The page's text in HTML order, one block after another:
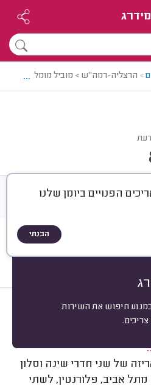
מידרג
> הרצליה-רמה"ש > מוביל מומלץ - סמי
...
הפנויים ביומן שלנו
הבנתי
חיפוש את השירות
ממוצע שיטת הדירוג
של שני חדרי שינה וסלון
מתל אביב, פלורנטין, לשתי